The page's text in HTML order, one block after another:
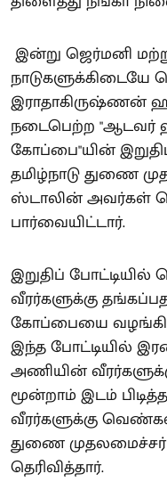
இன்று ஜெர்மனி
நாடுகளுக்கிடையே
இராதாகிருஷ்ணன்
நடைபெற்ற "ஆடவர்
கோப்பை"யின்
தமிழ்நாடு துணை
ஸ்டாலின் அவர்கள்
பார்வையிட்டார்.
இறுதிப்
வீரர்களுக்கு
கோப்பையை வழங்கி
இந்த போட்டியில்
அணியின்
மூன்றாம் இடம்
வீரர்களுக்கு
துணை முதலமைச்சர்
தெரிவித்தார்.